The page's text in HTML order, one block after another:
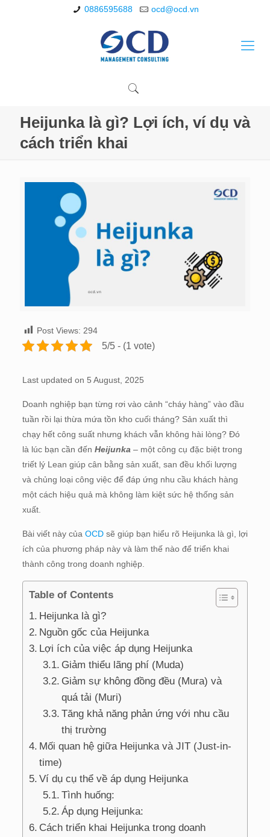
0886595688 ocd@ocd.vn
Heijunka là gì? Lợi ích, ví dụ và
cách triển khai
Post Views: 294
5/5 - (1 vote)
Last updated on 5 August, 2025
Doanh nghiệp bạn từng rơi vào cảnh “cháy hàng” vào đầu
tuần rồi lại thừa mứa tồn kho cuối tháng? Sản xuất thì
chạy hết công suất nhưng khách vẫn không hài lòng? Đó
là lúc bạn cần đến Heijunka – một công cụ đặc biệt trong
triết lý Lean giúp cân bằng sản xuất, san đều khối lượng
và chủng loại công việc để đáp ứng nhu cầu khách hàng
một cách hiệu quả mà không làm kiệt sức hệ thống sản
xuất.
Bài viết này của OCDsẽ giúp bạn hiểu rõ Heijunka là gì, lợi
ích của phương pháp này và làm thế nào để triển khai
thành công trong doanh nghiệp.
Table of Contents
Heijunka là gì?
Nguồn gốc của Heijunka
Lợi ích của việc áp dụng Heijunka
Giảm thiểu lãng phí (Muda)
Giảm sự không đồng đều (Mura) và
quá tải (Muri)
Tăng khả năng phản ứng với nhu cầu
thị trường
Mối quan hệ giữa Heijunka và JIT (Just-in-
time)
Ví dụ cụ thể về áp dụng Heijunka
Tình huống:
Áp dụng Heijunka:
Cách triển khai Heijunka trong doanh